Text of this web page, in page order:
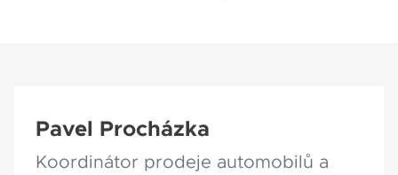
Pavel Procházka
Koordinátor prodeje automobilů a